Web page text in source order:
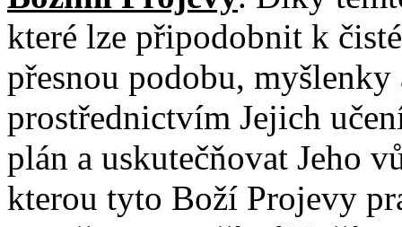
které lze připodobnit k
přesnou podobu,
prostřednictvím Jejich
plán a uskutečňovat Jeho
kterou tyto Boží Projevy